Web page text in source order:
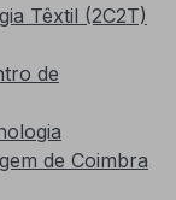
Têxtil (2C2T)
de
de Coimbra